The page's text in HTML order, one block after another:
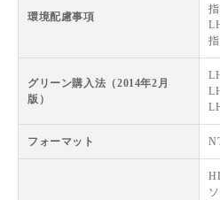
環境配慮事項
グリーン購入法（2014年2月
版）
フォーマット